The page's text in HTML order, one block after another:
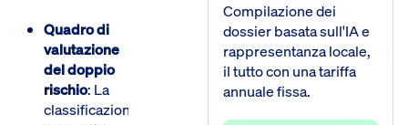
Quadro di
valutazione
del doppio
rischio: La
classificazione
Compilazione dei
dossier basata sull'IA e
rappresentanza locale,
il tutto con una tariffa
annuale fissa.